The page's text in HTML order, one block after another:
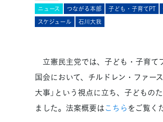
ニュース つながる本部 子ども・子育てPT
スケジュール
石川大我
立憲民主党では、子ども・子育て
国会において、チルドレン・ファー
大事」という視点に立ち、子どもの
ました。法案概要はこちらをご覧く